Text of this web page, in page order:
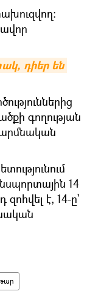
դիեր են
գողության
14
է, 14-ը՝